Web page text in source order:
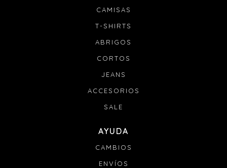
CAMISAS
T-SHIRTS
ABRIGOS
CORTOS
JEANS
ACCESORIOS
SALE
AYUDA
CAMBIOS
ENVÍOS